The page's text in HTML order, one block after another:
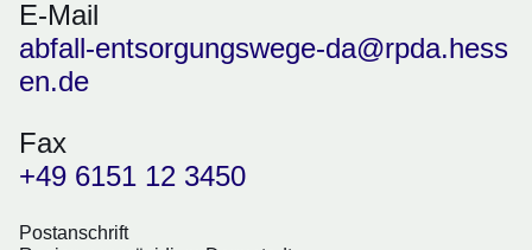
E-Mail
abfall-entsorgungswege-da@rpda.hess
en.de
Fax
+49 6151 12 3450
Postanschrift